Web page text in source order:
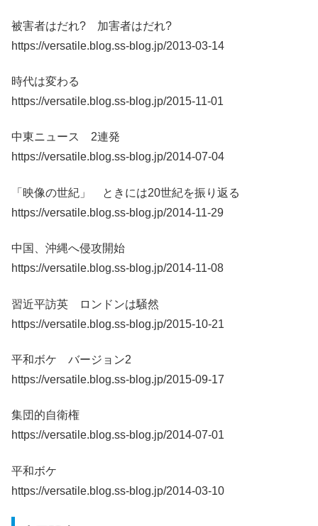
被害者はだれ? 加害者はだれ?
https://versatile.blog.ss-blog.jp/2013-03-14
時代は変わる
https://versatile.blog.ss-blog.jp/2015-11-01
中東ニュース 2連発
https://versatile.blog.ss-blog.jp/2014-07-04
「映像の世紀」 ときには20世紀を振り返る
https://versatile.blog.ss-blog.jp/2014-11-29
中国、沖縄へ侵攻開始
https://versatile.blog.ss-blog.jp/2014-11-08
習近平訪英 ロンドンは騒然
https://versatile.blog.ss-blog.jp/2015-10-21
平和ボケ バージョン2
https://versatile.blog.ss-blog.jp/2015-09-17
集団的自衛権
https://versatile.blog.ss-blog.jp/2014-07-01
平和ボケ
https://versatile.blog.ss-blog.jp/2014-03-10